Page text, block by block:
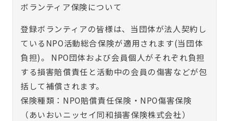
ボランティア保険について
登録ボランティアの皆様は、当団体が法人契約し
ているNPO活動総合保険が適用されます(当団体
負担)。 NPO団体および会員個人がそれぞれ負担
する損害賠償責任と活動中の会員の傷害などが包
括して補償されます。
保険種類：NPO賠償責任保険・NPO傷害保険
（あいおいニッセイ同和損害保険株式会社）